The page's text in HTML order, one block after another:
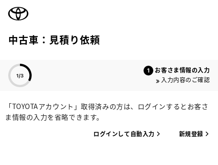
中古車：見積り依頼
お客さま情報の入力
入力内容のご確認
「TOYOTAアカウント」取得済みの方は、ログインするとお客さ
ま情報の入力を省略できます。
ログインして自動入力 新規登録